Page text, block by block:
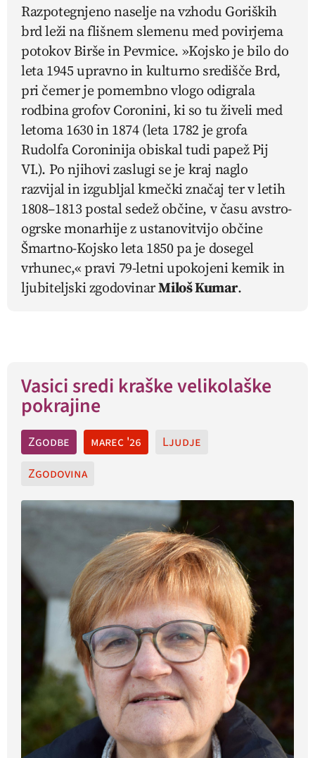
Razpotegnjeno naselje na vzhodu Goriških
brd leži na flišnem slemenu med povirjema
potokov Birše in Pevmice. »Kojsko je bilo do
leta 1945 upravno in kulturno središče Brd,
pri čemer je pomembno vlogo odigrala
rodbina grofov Coronini, ki so tu živeli med
letoma 1630 in 1874 (leta 1782 je grofa
Rudolfa Coroninija obiskal tudi papež Pij
VI.). Po njihovi zaslugi se je kraj naglo
razvijal in izgubljal kmečki značaj ter v letih
1808–1813 postal sedež občine, v času avstro-
ogrske monarhije z ustanovitvijo občine
Šmartno-Kojsko leta 1850 pa je dosegel
vrhunec,« pravi 79-letni upokojeni kemik in
ljubiteljski zgodovinarMiloš Kumar.
Vasici sredi kraške velikolaške
pokrajine
Zgodbe marec '26
Ljudje
Zgodovina